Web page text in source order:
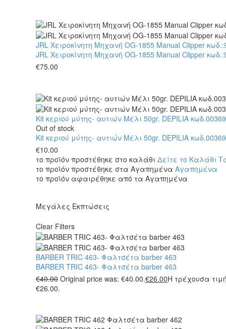
JRL Χειροκίνητη Μηχανή OG-1855 Manual Clipper
JRL Χειροκίνητη Μηχανή OG-1855 Manual Clipper
€75.00
Kit κεριού μύτης- αυτιών Μέλι 50gr. DEPILIA
Out of stock
Kit κεριού μύτης- αυτιών Μέλι 50gr. DEPILIA
€10.00
το προϊόν προστέθηκε στο καλάθι Δείτε το Καλάθι
το προϊόν προστέθηκε στα Αγαπημένα Αγαπημένα
το προϊόν αφαιρέθηκε από τα Αγαπημένα
Μεγάλες Εκπτώσεις
Clear Filters
BARBER TRIC 463- Φαλτσέτα barber 463
BARBER TRIC 463- Φαλτσέτα barber 463
€40.00 Original price was: €40.00.€26.00Η τρέχουσα
€26.00.